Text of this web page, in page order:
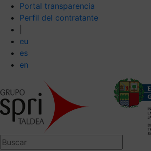
Portal transparencia
Perfil del contratante
eu
es
en